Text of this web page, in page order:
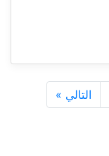
التالي »